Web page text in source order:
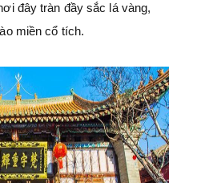
đây tràn đầy sắc lá vàng,
miền cổ tích.